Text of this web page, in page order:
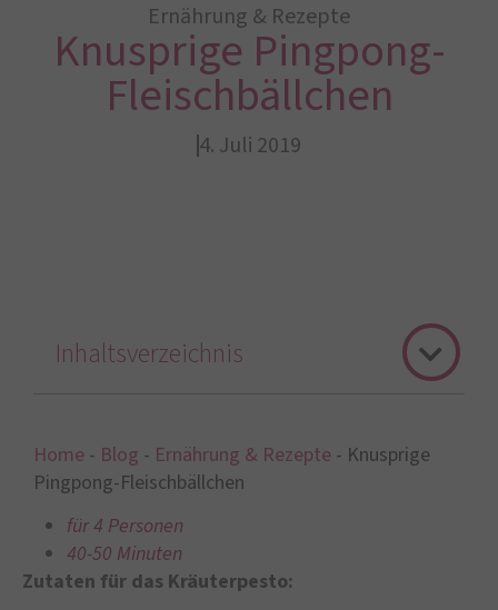
Ernährung & Rezepte
Knusprige Pingpong-
Fleischbällchen
4. Juli 2019
Home - Blog - Ernährung & Rezepte - Knusprige
Pingpong-Fleischbällchen
für 4 Personen
40-50 Minuten
Zutaten für das Kräuterpesto:
Inhaltsverzeichnis